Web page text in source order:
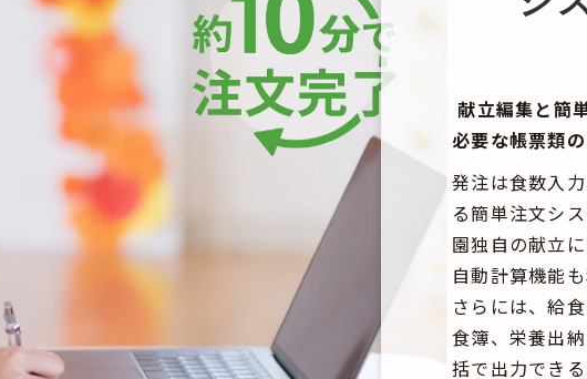
献立編集と簡
必要な帳票類
発注は食数入
る簡単注文シ
園独自の献立
自動計算機能
さらには、給
食簿、栄養出
括で出力でき